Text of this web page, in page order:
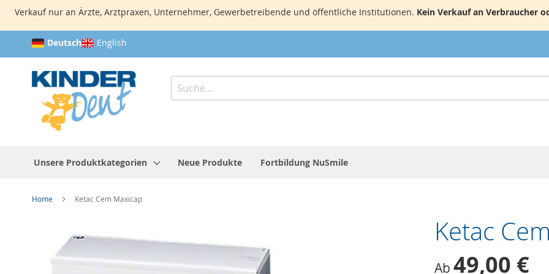
Verkauf nur an Ärzte, Arztpraxen, Unternehmer, Gewerbetreibende und öffentliche Institutionen. Kein Verkauf an Verbraucher
DirektDeutsch English
Suche
Unsere Produktkategorien Neue Produkte Fortbildung NuSmile
Home Ketac Cem Maxicap
Bildergalerie
Ketac
Ab 49,00 €